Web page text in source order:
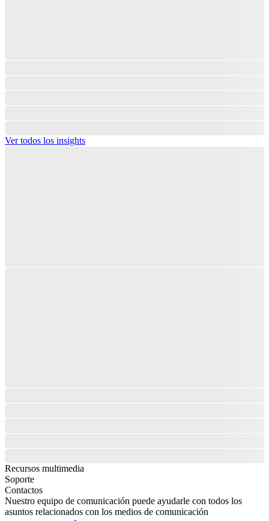
Ver todos los insights
Recursos multimedia
Soporte
Contactos
Nuestro equipo de comunicación puede ayudarle con todos los
asuntos relacionados con los medios de comunicación